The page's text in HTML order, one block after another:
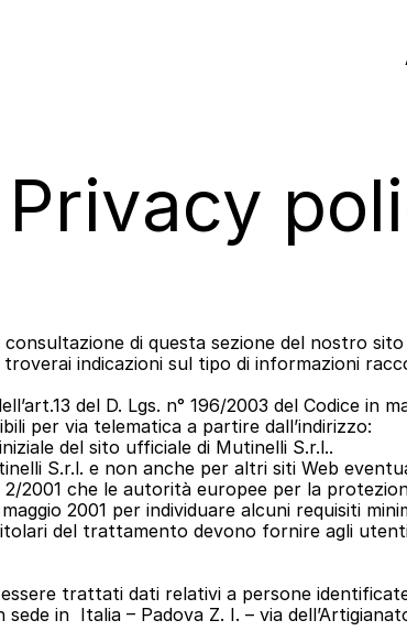
Privacy
di questa sezione del nostro
indicazioni sul tipo di informazioni
del D. Lgs. n° 196/2003 del Codice in
per via telematica a partire dall’indirizzo:
del sito ufficiale di Mutinelli S.r.l..
S.r.l. e non anche per altri siti Web
2/2001 che le autorità europee per la
2001 per individuare alcuni requisiti
del trattamento devono fornire agli
trattati dati relativi a persone
in  Italia – Padova Z. I. – via